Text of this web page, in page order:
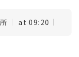
at 09:20